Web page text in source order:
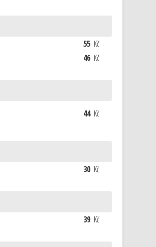
55Kč
46Kč
44Kč
30Kč
39Kč